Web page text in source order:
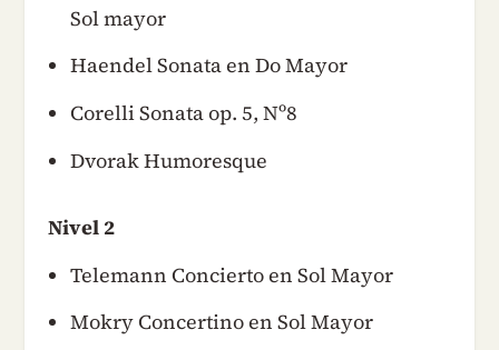
Sol mayor
Haendel Sonata en Do Mayor
Corelli Sonata op. 5, Nº8
Dvorak Humoresque
Nivel 2
Telemann Concierto en Sol Mayor
Mokry Concertino en Sol Mayor